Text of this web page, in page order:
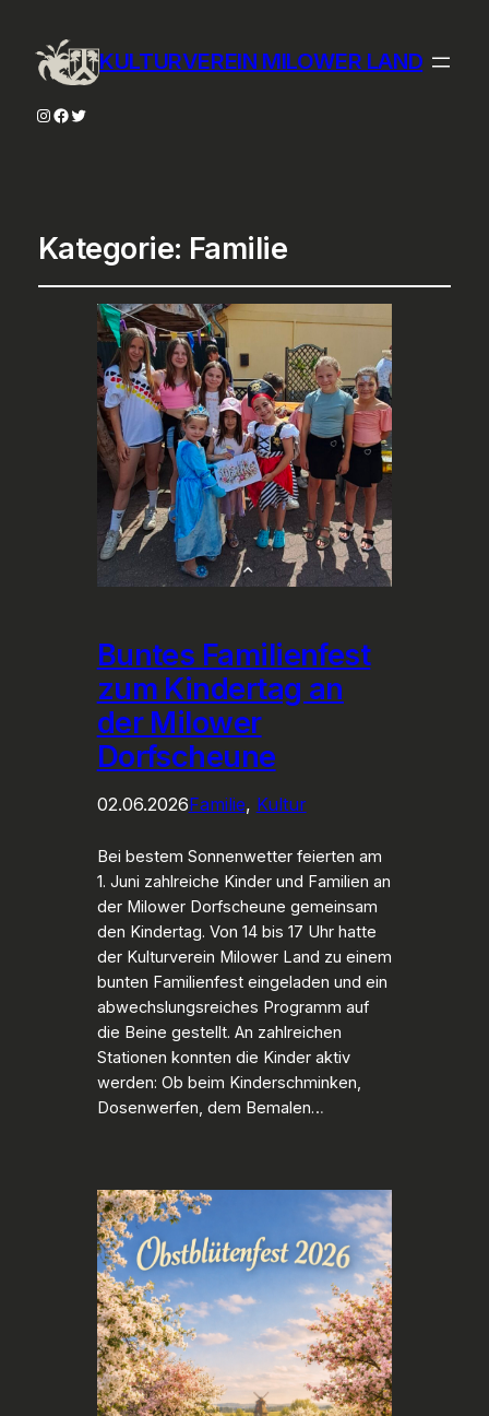
KULTURVEREIN MILOWER LAND
Instagram
Facebook
Twitter
Kategorie: Familie
Buntes Familienfest
zum Kindertag an
der Milower
Dorfscheune
02.06.2026Familie, Kultur
Bei bestem Sonnenwetter feierten am
1. Juni zahlreiche Kinder und Familien an
der Milower Dorfscheune gemeinsam
den Kindertag. Von 14 bis 17 Uhr hatte
der Kulturverein Milower Land zu einem
bunten Familienfest eingeladen und ein
abwechslungsreiches Programm auf
die Beine gestellt. An zahlreichen
Stationen konnten die Kinder aktiv
werden: Ob beim Kinderschminken,
Dosenwerfen, dem Bemalen…